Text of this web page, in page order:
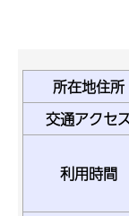
所在地住所
交通アクセ
利用時間